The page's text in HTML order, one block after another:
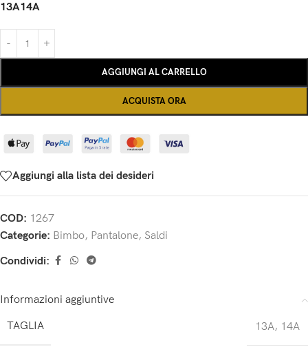
13A14A
AGGIUNGI AL CARRELLO
ACQUISTA ORA
Aggiungi alla lista dei desideri
COD: 1267
Categorie: Bimbo, Pantalone, Saldi
Condividi:
Informazioni aggiuntive
TAGLIA
13A, 14A